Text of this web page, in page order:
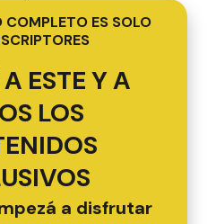
COMPLETO ES SOLO
ESTE Y A
LOS
a disfrutar